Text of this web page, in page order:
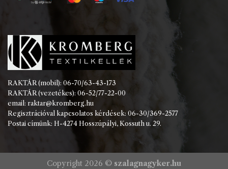
RAKTÁR (mobil): 06-70/63-43-173
RAKTÁR (vezetékes): 06-52/77-22-00
email: raktar@kromberg.hu
Regisztrációval kapcsolatos kérdések: 06-30/369-2577
Postai címünk: H-4274 Hosszúpályi, Kossuth u. 29.
Copyright 2026 © szalagnagyker.hu